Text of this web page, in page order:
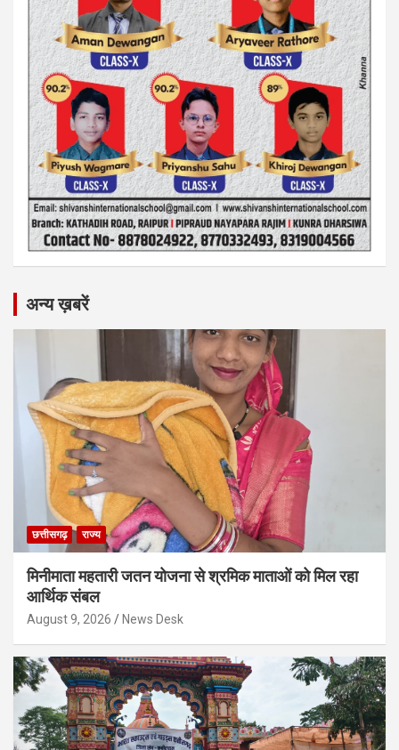
अन्य ख़बरें
छत्तीसगढ़ राज्य
मिनीमाता महतारी जतन योजना से श्रमिक माताओं को मिल रहा
आर्थिक संबल
August 9, 2026 News Desk